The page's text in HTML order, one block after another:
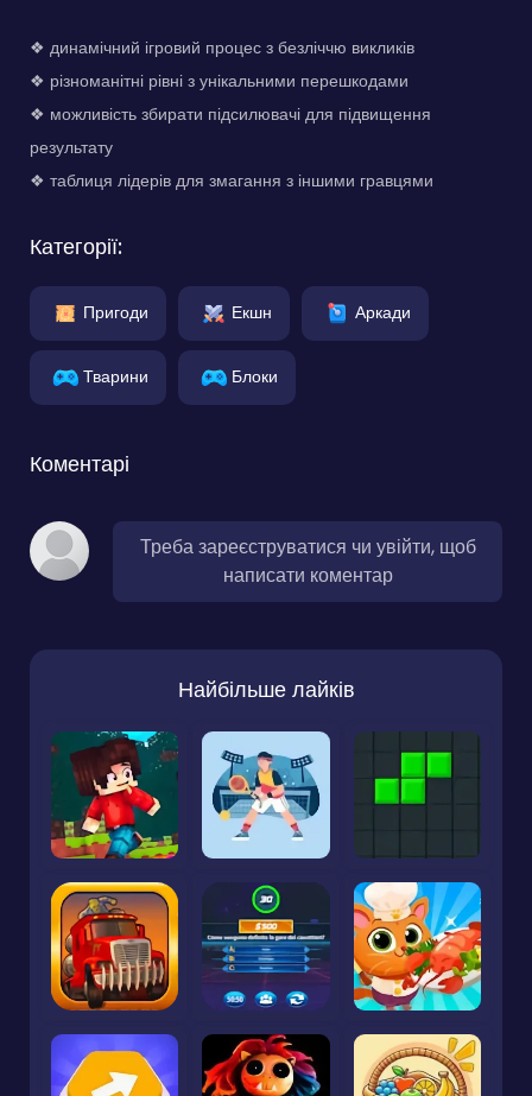
❖ динамічний ігровий процес з безліччю викликів
❖ різноманітні рівні з унікальними перешкодами
❖ можливість збирати підсилювачі для підвищення
результату
❖ таблиця лідерів для змагання з іншими гравцями
Категорії:
Пригоди Екшн Аркади
Тварини Блоки
Коментарі
Треба зареєструватися чи увійти, щоб
написати коментар
Найбільше лайків